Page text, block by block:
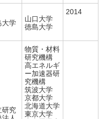
大学
山口大学
​徳島大学
2014
研究
物質・材料
研究機構
高エネルギ
ー加速器研
究機構
筑波大学
京都大学
北海道大学
東京大学